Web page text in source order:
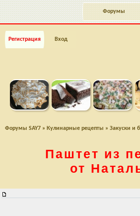
Форумы
Регистрация Вход
Форумы SAY7 » Кулинарные рецепты » Закуски и
Паштет из
от